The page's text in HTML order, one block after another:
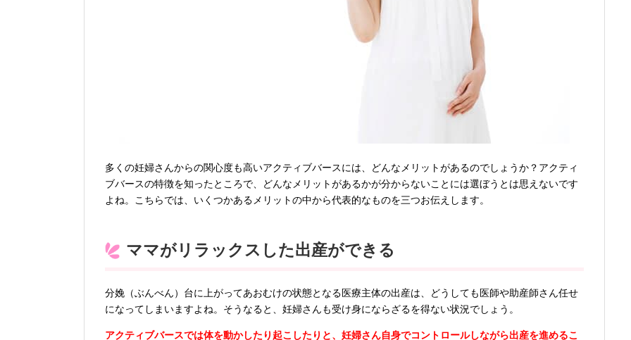
多くの妊婦さんからの関心度も高いアクティブバースには、どんなメリットがあるのでしょうか？アクティ
ブバースの特徴を知ったところで、どんなメリットがあるかが分からないことには選ぼうとは思えないです
よね。こちらでは、いくつかあるメリットの中から代表的なものを三つお伝えします。
ママがリラックスした出産ができる
分娩（ぶんべん）台に上がってあおむけの状態となる医療主体の出産は、どうしても医師や助産師さん任せ
になってしまいますよね。そうなると、妊婦さんも受け身にならざるを得ない状況でしょう。
アクティブバースでは体を動かしたり起こしたりと、妊婦さん自身でコントロールしながら出産を進めるこ